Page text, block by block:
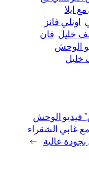
ايلا
اونلي فانز
خليل فان
الوحش
فيديو الوحش
غابي الشقراء
→